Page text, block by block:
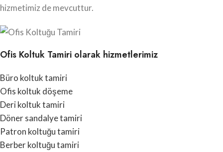
hizmetimiz de mevcuttur.
Ofis Koltuk Tamiri olarak hizmetlerimiz
Büro koltuk tamiri
Ofis koltuk döşeme
Deri koltuk tamiri
Döner sandalye tamiri
Patron koltuğu tamiri
Berber koltuğu tamiri